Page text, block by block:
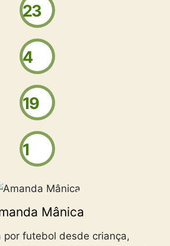
23
4
19
1
Mânica
por futebol desde criança,